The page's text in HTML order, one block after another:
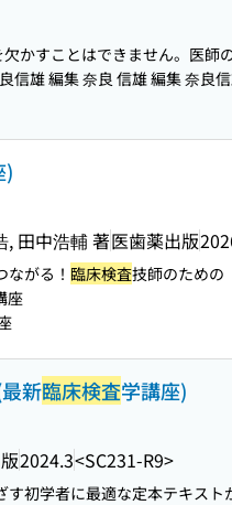
欠かすことはできません。医師
信雄 編集 奈良 信雄 編集 奈良
)
, 田中浩輔 著医歯薬出版
がる！ 臨床検査技師のための
座
新臨床検査学講座)
2024.3<SC231-R9>
す初学者に最適な定本テキスト